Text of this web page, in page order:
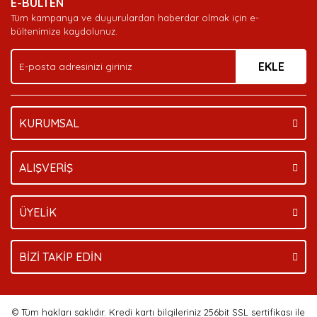
E-BÜLTEN
Tüm kampanya ve duyurulardan haberdar olmak için e-
bültenimize kaydolunuz.
EKLE
KURUMSAL
ALIŞVERİŞ
ÜYELİK
BİZİ TAKİP EDİN
© Tüm hakları saklıdır. Kredi kartı bilgileriniz 256bit SSL sertifikası ile